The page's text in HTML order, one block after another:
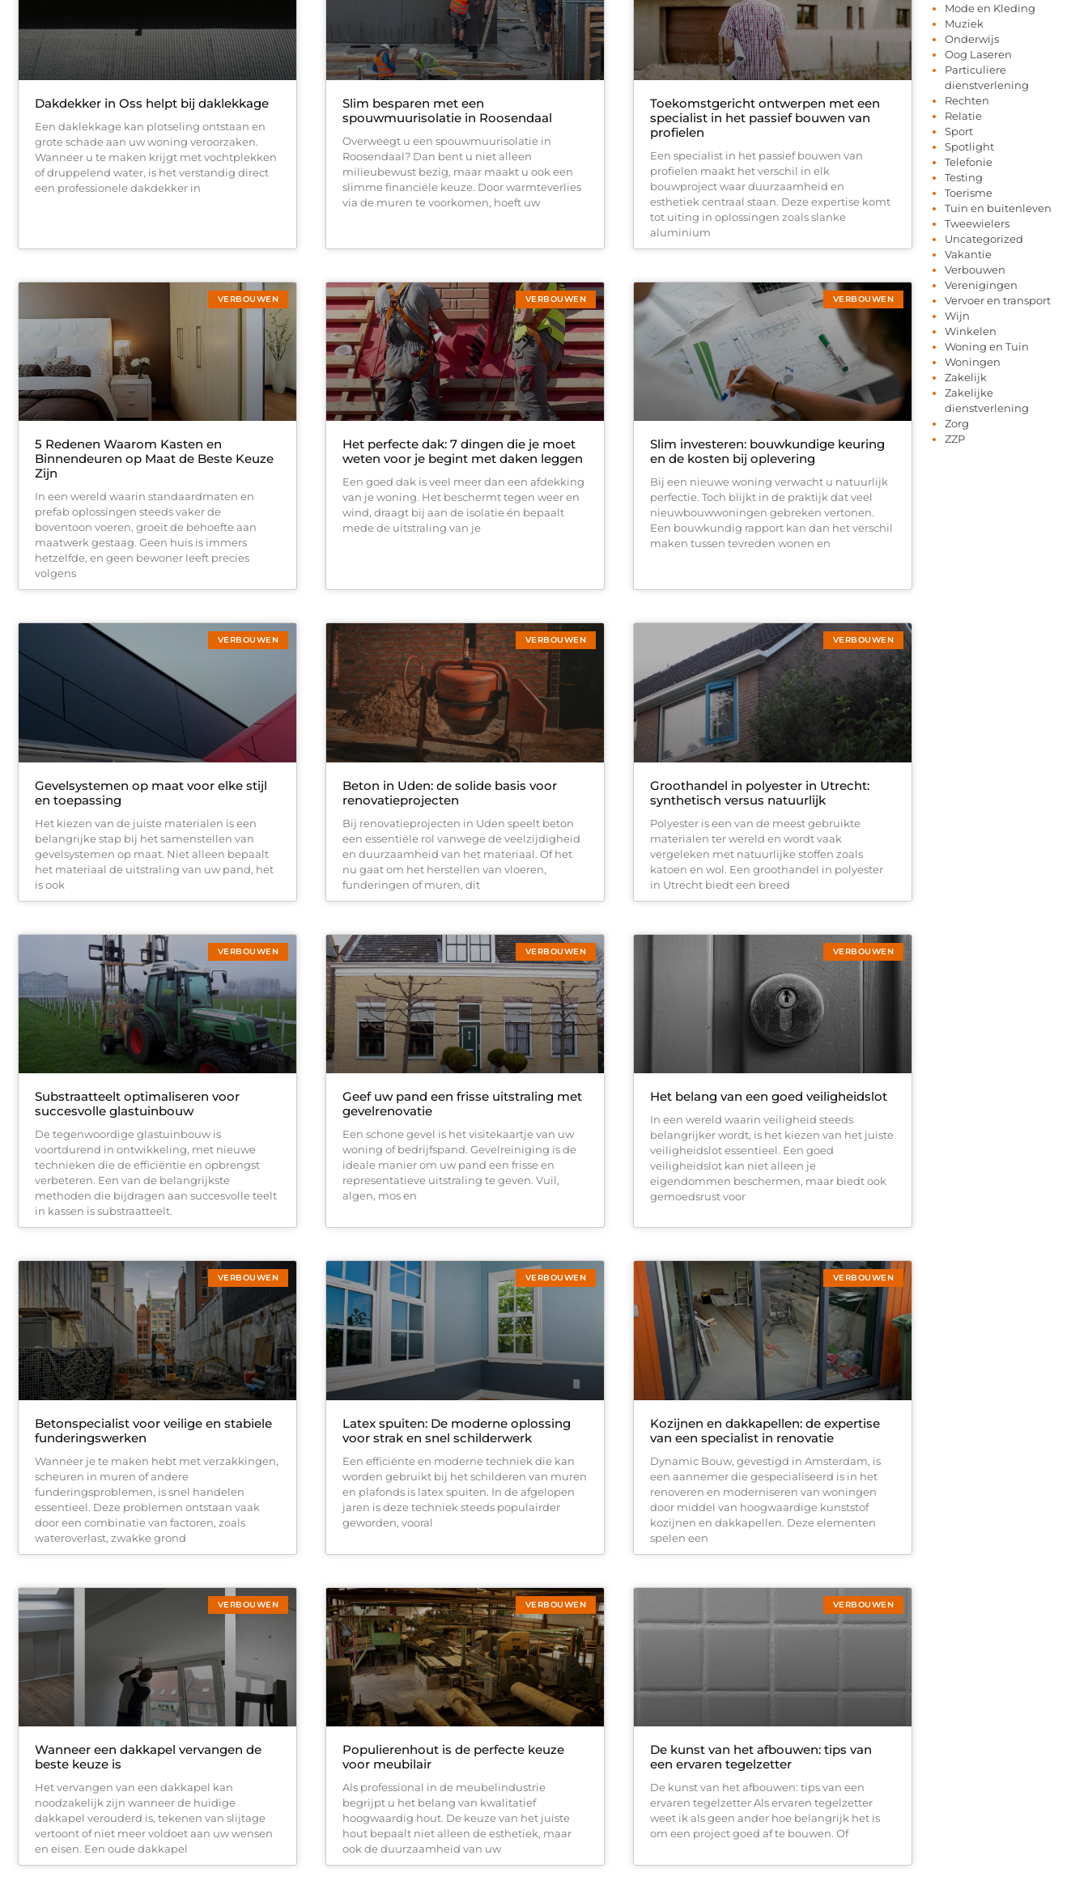
Dakdekker in Oss helpt bij daklekkage
Een daklekkage kan plotseling ontstaan en
grote schade aan uw woning veroorzaken.
Wanneer u te maken krijgt met vochtplekken
of druppelend water, is het verstandig direct
een professionele dakdekker in
Slim besparen met een
spouwmuurisolatie in Roosendaal
Overweegt u een spouwmuurisolatie in
Roosendaal? Dan bent u niet alleen
milieubewust bezig, maar maakt u ook een
slimme financiële keuze. Door warmteverlies
via de muren te voorkomen, hoeft uw
Toekomstgericht ontwerpen met een
specialist in het passief bouwen van
profielen
Een specialist in het passief bouwen van
profielen maakt het verschil in elk
bouwproject waar duurzaamheid en
esthetiek centraal staan. Deze expertise komt
tot uiting in oplossingen zoals slanke
aluminium
VERBOUWEN
5 Redenen Waarom Kasten en
Binnendeuren op Maat de Beste Keuze
Zijn
In een wereld waarin standaardmaten en
prefab oplossingen steeds vaker de
boventoon voeren, groeit de behoefte aan
maatwerk gestaag. Geen huis is immers
hetzelfde, en geen bewoner leeft precies
volgens
VERBOUWEN
Het perfecte dak: 7 dingen die je moet
weten voor je begint met daken leggen
Een goed dak is veel meer dan een afdekking
van je woning. Het beschermt tegen weer en
wind, draagt bij aan de isolatie én bepaalt
mede de uitstraling van je
VERBOUWEN
Slim investeren: bouwkundige keuring
en de kosten bij oplevering
Bij een nieuwe woning verwacht u natuurlijk
perfectie. Toch blijkt in de praktijk dat veel
nieuwbouwwoningen gebreken vertonen.
Een bouwkundig rapport kan dan het verschil
maken tussen tevreden wonen en
VERBOUWEN
Gevelsystemen op maat voor elke stijl
en toepassing
Het kiezen van de juiste materialen is een
belangrijke stap bij het samenstellen van
gevelsystemen op maat. Niet alleen bepaalt
het materiaal de uitstraling van uw pand, het
is ook
VERBOUWEN
Beton in Uden: de solide basis voor
renovatieprojecten
Bij renovatieprojecten in Uden speelt beton
een essentiële rol vanwege de veelzijdigheid
en duurzaamheid van het materiaal. Of het
nu gaat om het herstellen van vloeren,
funderingen of muren, dit
VERBOUWEN
Groothandel in polyester in Utrecht:
synthetisch versus natuurlijk
Polyester is een van de meest gebruikte
materialen ter wereld en wordt vaak
vergeleken met natuurlijke stoffen zoals
katoen en wol. Een groothandel in polyester
in Utrecht biedt een breed
VERBOUWEN
Substraatteelt optimaliseren voor
succesvolle glastuinbouw
De tegenwoordige glastuinbouw is
voortdurend in ontwikkeling, met nieuwe
technieken die de efficiëntie en opbrengst
verbeteren. Een van de belangrijkste
methoden die bijdragen aan succesvolle teelt
in kassen is substraatteelt.
VERBOUWEN
Geef uw pand een frisse uitstraling met
gevelrenovatie
Een schone gevel is het visitekaartje van uw
woning of bedrijfspand. Gevelreiniging is de
ideale manier om uw pand een frisse en
representatieve uitstraling te geven. Vuil,
algen, mos en
VERBOUWEN
Het belang van een goed veiligheidslot
In een wereld waarin veiligheid steeds
belangrijker wordt, is het kiezen van het juiste
veiligheidslot essentieel. Een goed
veiligheidslot kan niet alleen je
eigendommen beschermen, maar biedt ook
gemoedsrust voor
VERBOUWEN
Betonspecialist voor veilige en stabiele
funderingswerken
Wanneer je te maken hebt met verzakkingen,
scheuren in muren of andere
funderingsproblemen, is snel handelen
essentieel. Deze problemen ontstaan vaak
door een combinatie van factoren, zoals
wateroverlast, zwakke grond
VERBOUWEN
Latex spuiten: De moderne oplossing
voor strak en snel schilderwerk
Een efficiënte en moderne techniek die kan
worden gebruikt bij het schilderen van muren
en plafonds is latex spuiten. In de afgelopen
jaren is deze techniek steeds populairder
geworden, vooral
VERBOUWEN
Kozijnen en dakkapellen: de expertise
van een specialist in renovatie
Dynamic Bouw, gevestigd in Amsterdam, is
een aannemer die gespecialiseerd is in het
renoveren en moderniseren van woningen
door middel van hoogwaardige kunststof
kozijnen en dakkapellen. Deze elementen
spelen een
VERBOUWEN
Wanneer een dakkapel vervangen de
beste keuze is
Het vervangen van een dakkapel kan
noodzakelijk zijn wanneer de huidige
dakkapel verouderd is, tekenen van slijtage
vertoont of niet meer voldoet aan uw wensen
en eisen. Een oude dakkapel
VERBOUWEN
Populierenhout is de perfecte keuze
voor meubilair
Als professional in de meubelindustrie
begrijpt u het belang van kwalitatief
hoogwaardig hout. De keuze van het juiste
hout bepaalt niet alleen de esthetiek, maar
ook de duurzaamheid van uw
VERBOUWEN
De kunst van het afbouwen: tips van
een ervaren tegelzetter
De kunst van het afbouwen: tips van een
ervaren tegelzetter Als ervaren tegelzetter
weet ik als geen ander hoe belangrijk het is
om een project goed af te bouwen. Of
Mode en Kleding
Muziek
Onderwijs
Oog Laseren
Particuliere
dienstverlening
Rechten
Relatie
Sport
Spotlight
Telefonie
Testing
Toerisme
Tuin en buitenleven
Tweewielers
Uncategorized
Vakantie
Verbouwen
Verenigingen
Vervoer en transport
Wijn
Winkelen
Woning en Tuin
Woningen
Zakelijk
Zakelijke
dienstverlening
Zorg
ZZP